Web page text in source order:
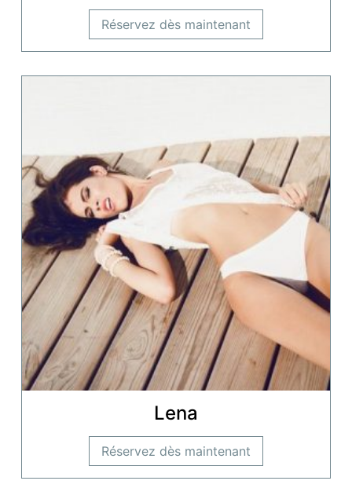
Réservez dès maintenant
Lena
Réservez dès maintenant